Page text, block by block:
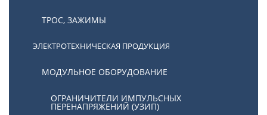
ТРОС, ЗАЖИМЫ
ЭЛЕКТРОТЕХНИЧЕСКАЯ ПРОДУКЦИЯ
МОДУЛЬНОЕ ОБОРУДОВАНИЕ
ОГРАНИЧИТЕЛИ ИМПУЛЬСНЫХ
ПЕРЕНАПРЯЖЕНИЙ (УЗИП)